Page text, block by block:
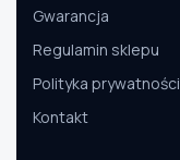
Gwarancja
Regulamin sklepu
Polityka prywatności
Kontakt